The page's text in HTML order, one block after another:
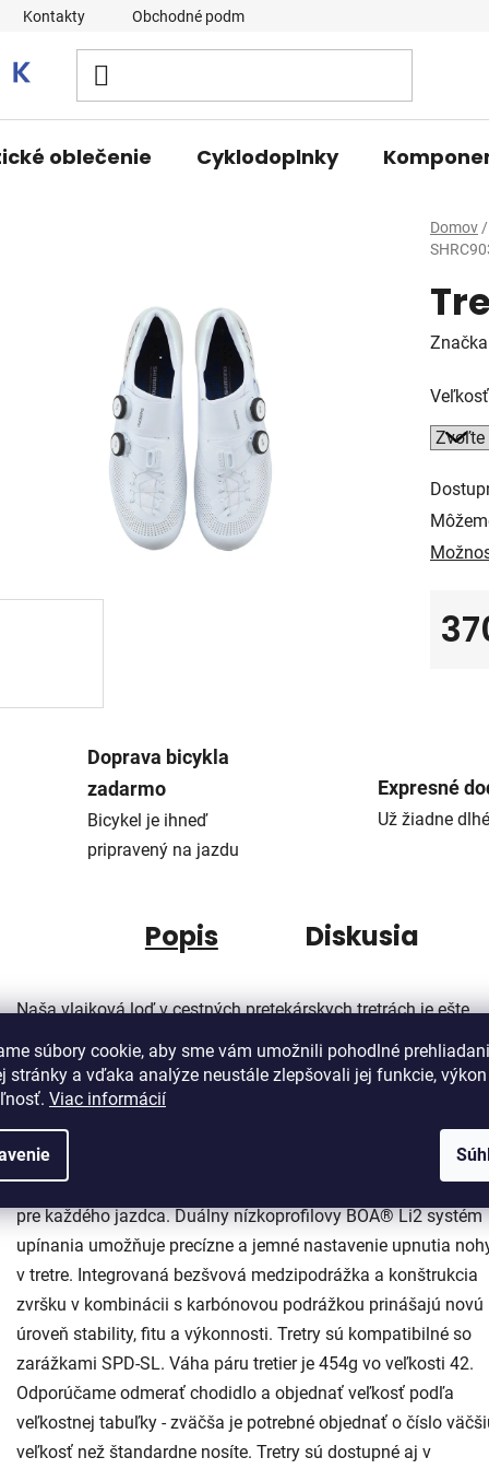
súbory cookie, aby sme vám umožnili pohodlné
stránky a vďaka analýze neustále zlepšovali jej funkcie,
Viac informácií
Kontakty Obchodné podmienky
oblečenie Cyklodoplnky
Domov /
Veľkosť
Doprava bicykla
zadarmo
Bicykel je ihneď
pripravený na jazdu
Expresné
Už žiadne
Popis Diskusia
Naša vlajková loď v cestných pretekárskych tretrách je ešte
pohodlnejšia a ľahšia. Ľahký a priedušný zvršok zo
kože z mikrovlákna poskytuje optimálny fit a dokonalý
počas jazdy. Päta so stabilizátorom zabezpečuje optimálnu
pozíciu nohy pre prudké zrýchlenie a kadenciu vo vysokom
tempe. Hladký, nízkoprofilový vzor šnúrovania elegante
nohu v tretre. 360º konštrukcia zvršku zabezpečí dokonalý fit
pre každého jazdca. Duálny nízkoprofilovy BOA® Li2 systém
upínania umožňuje precízne a jemné nastavenie upnutia
v tretre. Integrovaná bezšvová medzipodrážka a konštrukcia
zvršku v kombinácii s karbónovou podrážkou prinášajú novú
úroveň stability, fitu a výkonnosti. Tretry sú kompatibilné so
zarážkami SPD-SL. Váha páru tretier je 454g vo veľkosti 42.
Odporúčame odmerať chodidlo a objednať veľkosť podľa
veľkostnej tabuľky - zväčša je potrebné objednať o číslo
veľkosť než štandardne nosíte. Tretry sú dostupné aj v